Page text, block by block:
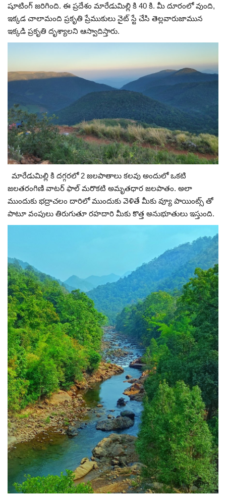
షూటింగ్ జరిగింది. ఈ ప్రదేశం మారేడుమిల్లి కి 40 కి. మీ దూరంలో వుంది,
ఇక్కడ చాలామంది ప్రకృతి ప్రేముకులు నైట్ స్టే చేసి తెల్లవారుజామున
ఇక్కడి ప్రకృతి దృశ్యాలని ఆస్వాదిస్తారు.
మారేడుమిల్లి కి దగ్గరలో 2 జలపాతాలు కలవు అందులో ఒకటి
జలతరంగిణి వాటర్ ఫాల్ మరొకటి అమృతధార జలపాతం. అలా
ముందుకు భద్రాచలం దారిలో ముందుకు వెళితే మీకు వ్యూ పాయింట్స్ తో
పాటూ వంపులు తిరుగుతూ రహదారి మీకు కొత్త అనుభూతులు ఇస్తుంది.